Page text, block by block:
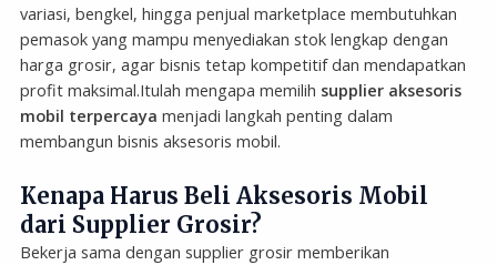
variasi, bengkel, hingga penjual marketplace membutuhkan
pemasok yang mampu menyediakan stok lengkap dengan
harga grosir, agar bisnis tetap kompetitif dan mendapatkan
profit maksimal.Itulah mengapa memilih supplier aksesoris
mobil terpercaya menjadi langkah penting dalam
membangun bisnis aksesoris mobil.
Kenapa Harus Beli Aksesoris Mobil
dari Supplier Grosir?
Bekerja sama dengan supplier grosir memberikan